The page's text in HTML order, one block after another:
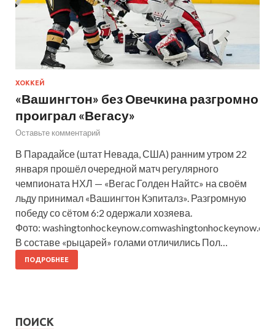
ХОККЕЙ
«Вашингтон» без Овечкина разгромно
проиграл «Вегасу»
Оставьте комментарий
В Парадайсе (штат Невада, США) ранним утром 22
января прошёл очередной матч регулярного
чемпионата НХЛ — «Вегас Голден Найтс» на своём
льду принимал «Вашингтон Кэпиталз». Разгромную
победу со сётом 6:2 одержали хозяева.
Фото:
В составе «рыцарей» голами отличились Пол…
ПОДРОБНЕЕ
ПОИСК